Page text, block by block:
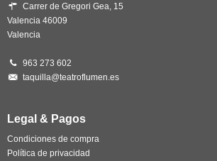
Carrer de Gregori Gea, 15
Valencia 46009
Valencia
963 273 602
taquilla@teatroflumen.es
Legal & Pagos
Condiciones de compra
Política de privacidad